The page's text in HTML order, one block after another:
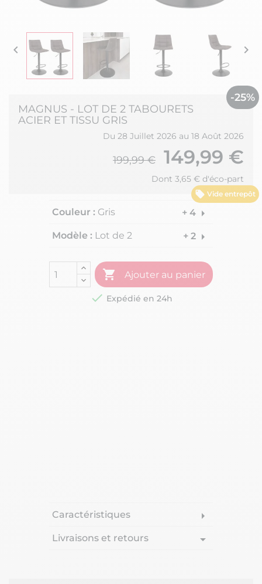
 
Vide entrepôt
-25%
MAGNUS - LOT DE 2 TABOURETS
ACIER ET TISSU GRIS
Du 28 Juillet 2026 au 18 Août 2026
199,99 € 149,99 €
Dont 3,65 € d'éco-part
Couleur : Gris + 4 arrow_right
Modèle : Lot de 2 + 2 arrow_right
 Ajouter au panier
 Expédié en 24h
Caractéristiques arrow_right
Livraisons et retours arrow_drop_down